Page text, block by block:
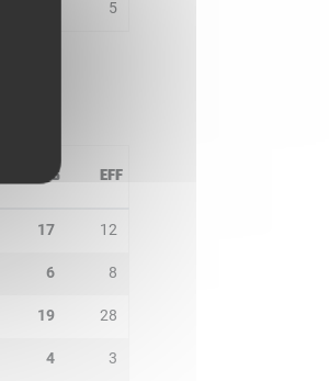
5
PTS EFF
17 12
6 8
19 28
4 3